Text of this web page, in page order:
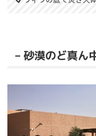
– 砂漠のど真ん